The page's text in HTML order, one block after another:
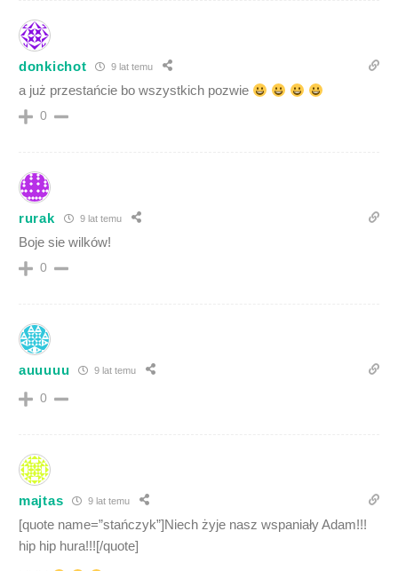
donkichot 9 lat temu
a już przestańcie bo wszystkich pozwie
0
rurak 9 lat temu
Boje sie wilków!
0
auuuuu 9 lat temu
0
majtas 9 lat temu
[quote name=”stańczyk”]Niech żyje nasz wspaniały Adam!!!
hip hip hura!!![/quote]